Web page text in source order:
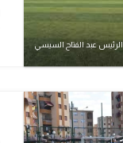
الرئيس عبد الفتاح السيسي